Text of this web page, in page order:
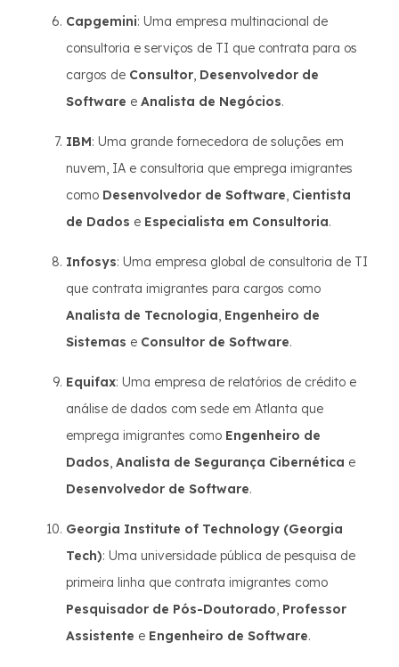
Capgemini: Uma empresa multinacional de
consultoria e serviços de TI que contrata para os
cargos de Consultor, Desenvolvedor de
Software e Analista de Negócios.
IBM: Uma grande fornecedora de soluções em
nuvem, IA e consultoria que emprega imigrantes
como Desenvolvedor de Software, Cientista
de Dados e Especialista em Consultoria.
Infosys: Uma empresa global de consultoria de TI
que contrata imigrantes para cargos como
Analista de Tecnologia, Engenheiro de
Sistemas e Consultor de Software.
Equifax: Uma empresa de relatórios de crédito e
análise de dados com sede em Atlanta que
emprega imigrantes como Engenheiro de
Dados, Analista de Segurança Cibernética e
Desenvolvedor de Software.
Georgia Institute of Technology (Georgia
Tech): Uma universidade pública de pesquisa de
primeira linha que contrata imigrantes como
Pesquisador de Pós-Doutorado, Professor
Assistente e Engenheiro de Software.